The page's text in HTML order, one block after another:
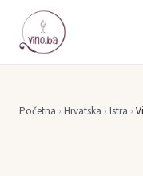
Početna › Hrvatska › Istra ›